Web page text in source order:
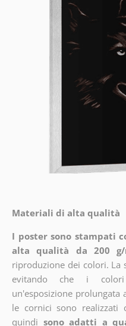
Materiali di alta qualità
I poster sono stampati
alta qualità da 200 g/
riproduzione dei colori. La
evitando che i colori
un'esposizione prolungata
le cornici sono realizzati
quindi sono adatti a